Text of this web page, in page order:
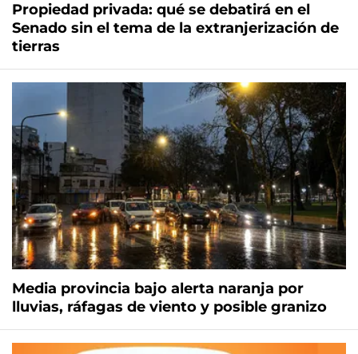
Propiedad privada: qué se debatirá en el
Senado sin el tema de la extranjerización de
tierras
Media provincia bajo alerta naranja por
lluvias, ráfagas de viento y posible granizo